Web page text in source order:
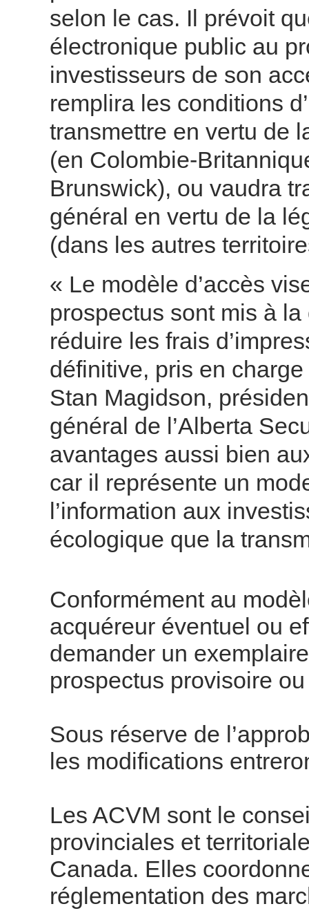
selon le cas. Il prévoit
électronique public au
investisseurs de son
remplira les conditions
transmettre en vertu de
(en Colombie-
Brunswick), ou vaudra
général en vertu de la
(dans les autres
« Le modèle d’accès
prospectus sont mis à
réduire les frais
définitive, pris en
Stan Magidson,
général de l’Alberta
avantages aussi bien
car il représente un
l’information aux
écologique que la
Conformément au
acquéreur éventuel ou
demander un
prospectus provisoire
Sous réserve de
les modifications
Les ACVM sont le
provinciales et
Canada. Elles
réglementation des